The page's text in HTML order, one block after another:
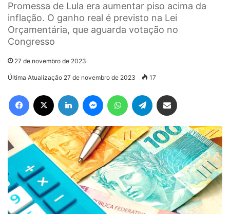
Promessa de Lula era aumentar piso acima da
inflação. O ganho real é previsto na Lei
Orçamentária, que aguarda votação no
Congresso
27 de novembro de 2023
Última Atualização 27 de novembro de 2023 17
Facebook Linkedin MessengerWhatsAppTelegram